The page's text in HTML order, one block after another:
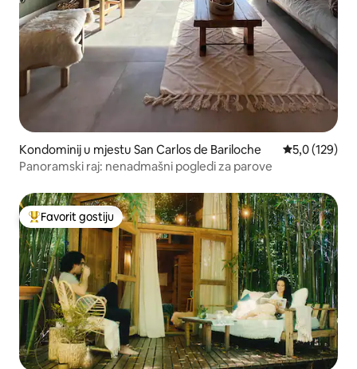
Kondominij u mjestu San Carlos de Bariloche Prosječna
5,0 (129)
Panoramski raj: nenadmašni pogledi za parove
Glavni favorit gostiju
Favorit gostiju